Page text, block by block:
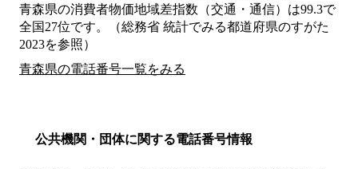
青森県の消費者物価地域差指数（交通・通信）は99.3で
全国27位です。（総務省 統計でみる都道府県のすがた
2023を参照）
青森県の電話番号一覧をみる
公共機関・団体に関する電話番号情報